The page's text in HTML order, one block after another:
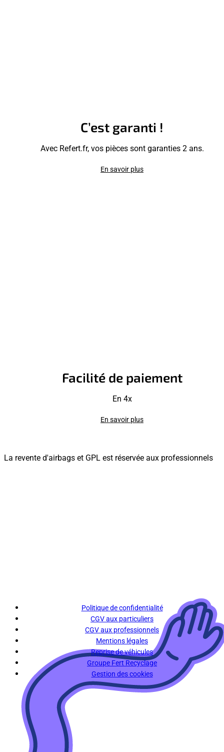
C’est garanti !
Avec Refert.fr, vos pièces sont garanties 2 ans.
En savoir plus
Facilité de paiement
En 4x
En savoir plus
La revente d'airbags et GPL est réservée aux professionnels
Politique de confidentialité
CGV aux particuliers
CGV aux professionnels
Mentions légales
Reprise de véhicules
Groupe Fert Recyclage
Gestion des cookies